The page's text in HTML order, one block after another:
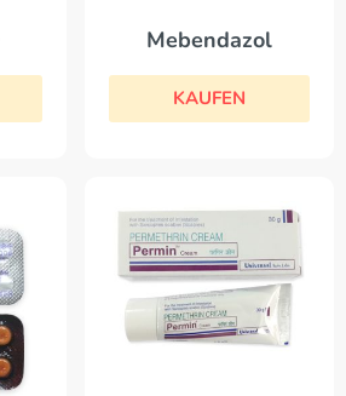
Mebendazol
KAUFEN